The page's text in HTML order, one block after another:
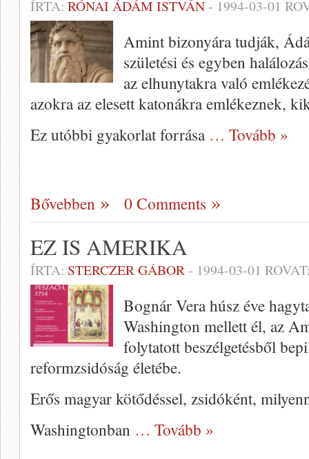
ÍRTA: RÓNAI ÁDÁM ISTVÁN- 1994-03-01
Amint bizonyára tudják,
születési és egyben
az elhunytakra való
azokra az elesett katonákra em­lékeznek,
Ez utóbbi gyakorlat forrása … Tovább »
Bővebben 0 Comments
EZ IS AMERIKA
ÍRTA: STERCZER GÁBOR- 1994-03-01
Bognár Vera húsz éve
Washington mellett él, az
folytatott beszélgetés­ből
reformzsidóság életébe.
Erős magyar kötődéssel, zsidó­ként,
Washingtonban … Tovább »